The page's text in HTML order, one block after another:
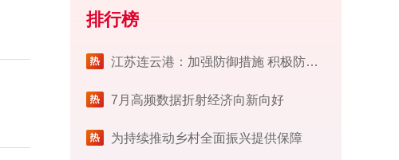
排行榜
江苏连云港：加强防御措施 积极防范台风
7月高频数据折射经济向新向好
为持续推动乡村全面振兴提供保障